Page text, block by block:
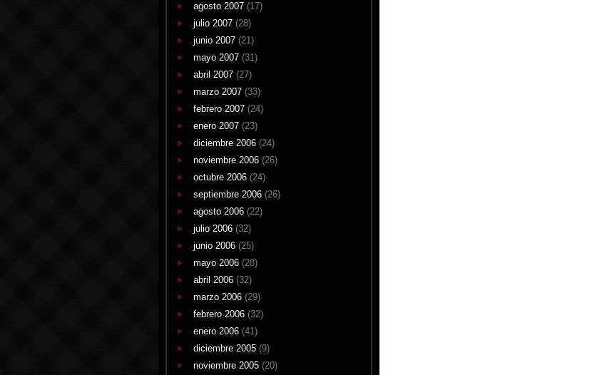
agosto 2007 (17)
julio 2007 (28)
junio 2007 (21)
mayo 2007 (31)
abril 2007 (27)
marzo 2007 (33)
febrero 2007 (24)
enero 2007 (23)
diciembre 2006 (24)
noviembre 2006 (26)
octubre 2006 (24)
septiembre 2006 (26)
agosto 2006 (22)
julio 2006 (32)
junio 2006 (25)
mayo 2006 (28)
abril 2006 (32)
marzo 2006 (29)
febrero 2006 (32)
enero 2006 (41)
diciembre 2005 (9)
noviembre 2005 (20)